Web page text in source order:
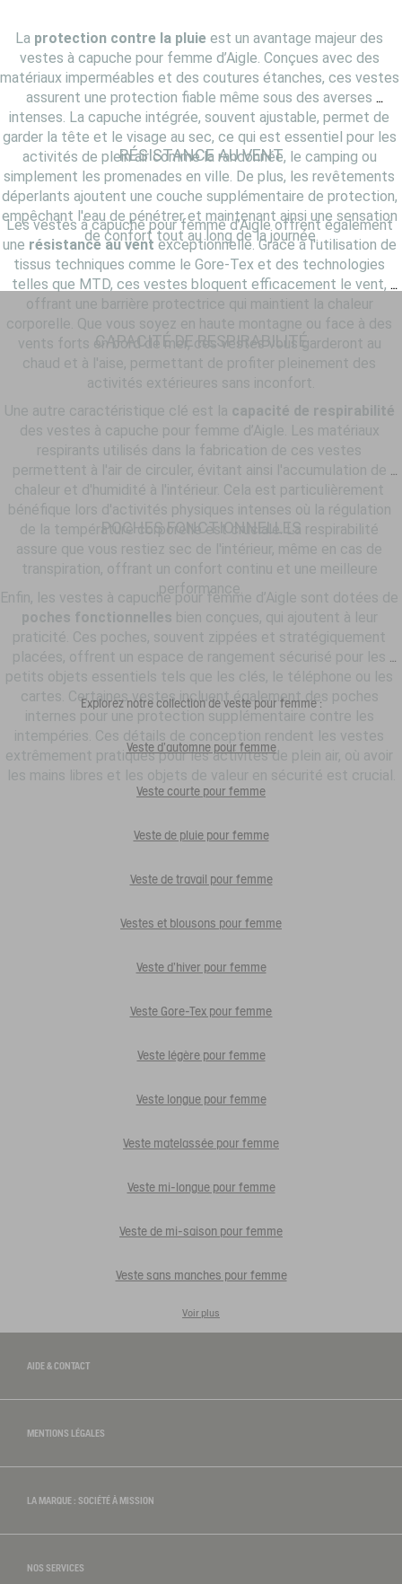
La protection contre la pluie est un avantage majeur des
vestes à capuche pour femme d’Aigle. Conçues avec des
matériaux imperméables et des coutures étanches, ces vestes
assurent une protection fiable même sous des averses
intenses. La capuche intégrée, souvent ajustable, permet de
garder la tête et le visage au sec, ce qui est essentiel pour les
activités de plein air comme la randonnée, le camping ou
simplement les promenades en ville. De plus, les revêtements
déperlants ajoutent une couche supplémentaire de protection,
empêchant l'eau de pénétrer et maintenant ainsi une sensation
de confort tout au long de la journée.
RÉSISTANCE AU VENT
Les vestes à capuche pour femme d’Aigle offrent également
une résistance au vent exceptionnelle. Grâce à l'utilisation de
tissus techniques comme le Gore-Tex et des technologies
telles que MTD, ces vestes bloquent efficacement le vent,
offrant une barrière protectrice qui maintient la chaleur
corporelle. Que vous soyez en haute montagne ou face à des
vents forts en bord de mer, ces vestes vous garderont au
chaud et à l'aise, permettant de profiter pleinement des
activités extérieures sans inconfort.
CAPACITÉ DE RESPIRABILITÉ
Une autre caractéristique clé est la capacité de respirabilité
des vestes à capuche pour femme d’Aigle. Les matériaux
respirants utilisés dans la fabrication de ces vestes
permettent à l'air de circuler, évitant ainsi l'accumulation de
chaleur et d'humidité à l'intérieur. Cela est particulièrement
bénéfique lors d'activités physiques intenses où la régulation
de la température corporelle est cruciale. La respirabilité
assure que vous restiez sec de l'intérieur, même en cas de
transpiration, offrant un confort continu et une meilleure
performance.
POCHES FONCTIONNELLES
poches fonctionnelles bien conçues, qui ajoutent à leur
praticité. Ces poches, souvent zippées et stratégiquement
placées, offrent un espace de rangement sécurisé pour les
petits objets essentiels tels que les clés, le téléphone ou les
cartes. Certaines vestes incluent également des poches
internes pour une protection supplémentaire contre les
intempéries. Ces détails de conception rendent les vestes
extrêmement pratiques pour les activités de plein air, où avoir
les mains libres et les objets de valeur en sécurité est crucial.
Explorez notre collection de veste pour femme :
Veste d'automne pour femme
Veste courte pour femme
Veste de pluie pour femme
Veste de travail pour femme
Vestes et blousons pour femme
Veste d'hiver pour femme
Veste Gore-Tex pour femme
Veste légère pour femme
Veste longue pour femme
Veste matelassée pour femme
Veste mi-longue pour femme
Veste de mi-saison pour femme
Veste sans manches pour femme
Voir plus
AIDE & CONTACT
MENTIONS LÉGALES
LA MARQUE : SOCIÉTÉ À MISSION
NOS SERVICES